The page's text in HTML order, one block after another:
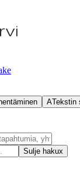
ATekstin
Sulje hakux